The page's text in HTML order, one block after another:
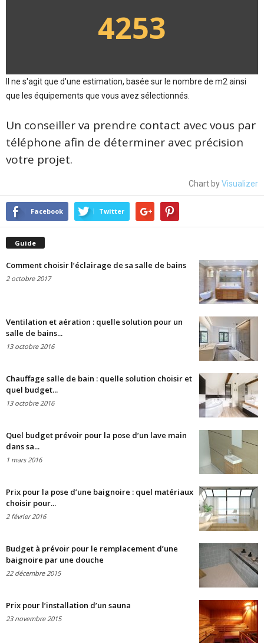
4253
Il ne s'agit que d'une estimation, basée sur le nombre de m2 ainsi
que les équipements que vous avez sélectionnés.
Un conseiller va prendre contact avec vous par
téléphone afin de déterminer avec précision
votre projet.
Chart byVisualizer
Facebook Twitter
Guide
Comment choisir l’éclairage de sa salle de bains
2 octobre 2017
Ventilation et aération : quelle solution pour un
salle de bains...
13 octobre 2016
Chauffage salle de bain : quelle solution choisir et
quel budget...
13 octobre 2016
Quel budget prévoir pour la pose d’un lave main
dans sa...
1 mars 2016
Prix pour la pose d’une baignoire : quel matériaux
choisir pour...
2 février 2016
Budget à prévoir pour le remplacement d’une
baignoire par une douche
22 décembre 2015
Prix pour l’installation d’un sauna
23 novembre 2015